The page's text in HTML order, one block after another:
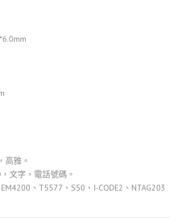
高雅。
文字，電話號碼。
、T5577、S50、I-CODE2、NTAG203